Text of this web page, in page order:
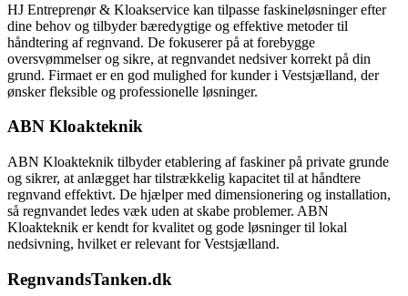
HJ Entreprenør & Kloakservice kan tilpasse faskineløsninger efter
dine behov og tilbyder bæredygtige og effektive metoder til
håndtering af regnvand. De fokuserer på at forebygge
oversvømmelser og sikre, at regnvandet nedsiver korrekt på din
grund. Firmaet er en god mulighed for kunder i Vestsjælland, der
ønsker fleksible og professionelle løsninger.
ABN Kloakteknik
ABN Kloakteknik tilbyder etablering af faskiner på private grunde
og sikrer, at anlægget har tilstrækkelig kapacitet til at håndtere
regnvand effektivt. De hjælper med dimensionering og installation,
så regnvandet ledes væk uden at skabe problemer. ABN
Kloakteknik er kendt for kvalitet og gode løsninger til lokal
nedsivning, hvilket er relevant for Vestsjælland.
RegnvandsTanken.dk